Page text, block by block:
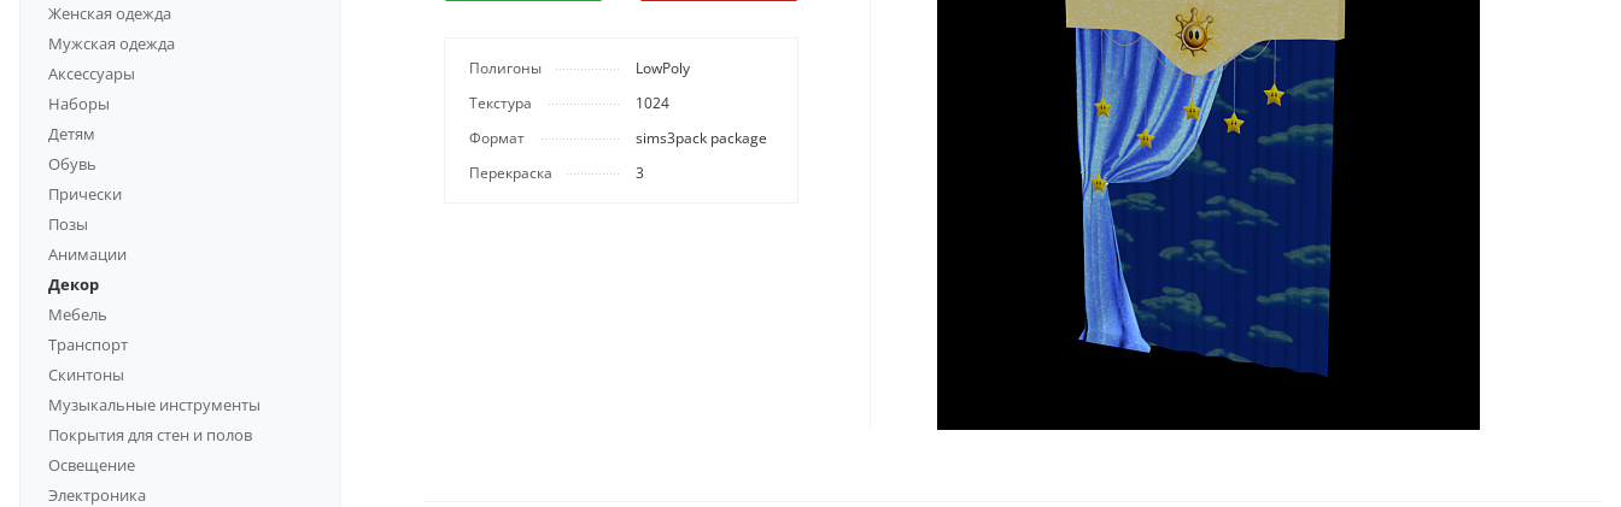
Женская одежда
Мужская одежда
Аксессуары
Наборы
Детям
Обувь
Прически
Позы
Анимации
Декор
Мебель
Транспорт
Скинтоны
Музыкальные инструменты
Покрытия для стен и полов
Освещение
Электроника
Полигоны
LowPoly
Текстура
1024
Формат
sims3pack package
Перекраска
3